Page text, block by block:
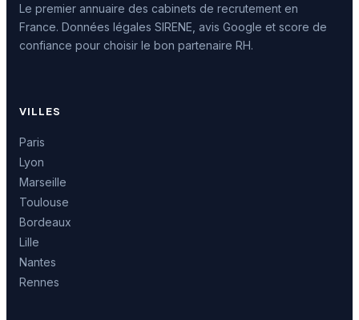
Le premier annuaire des cabinets de recrutement en
France. Données légales SIRENE, avis Google et score de
confiance pour choisir le bon partenaire RH.
VILLES
Paris
Lyon
Marseille
Toulouse
Bordeaux
Lille
Nantes
Rennes